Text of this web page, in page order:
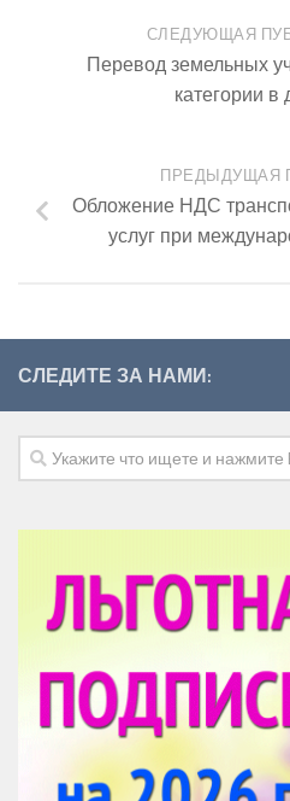
СЛЕДУЮЩАЯ
Перевод земельных
категории в
ПРЕДЫДУЩАЯ
Обложение НДС
услуг при
СЛЕДИТЕ ЗА НАМИ: